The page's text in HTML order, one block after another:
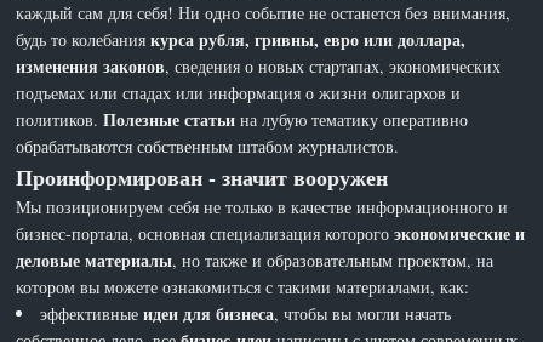
каждый сам для себя! Ни одно событие не останется без внимания,
будь то колебаниякурса рубля, гривны, евро или доллара,
изменения законов, сведения о новых стартапах, экономических
подъемах или спадах или информация о жизни олигархов и
политиков.Полезные статьи на лубую тематику оперативно
обрабатываются собственным штабом журналистов.
Проинформирован - значит вооружен
Мы позиционируем себя не только в качестве информационного и
бизнес-портала, основная специализация которогоэкономические и
деловые материалы, но также и образовательным проектом, на
котором вы можете ознакомиться с такими материалами, как:
эффективныеидеи для бизнеса, чтобы вы могли начать